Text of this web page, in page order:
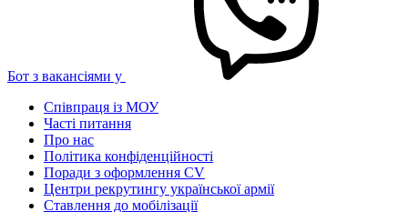
Бот з вакансіями у
Співпраця із МОУ
Часті питання
Про нас
Політика конфіденційності
Поради з оформлення CV
Центри рекрутингу української армії
Ставлення до мобілізації